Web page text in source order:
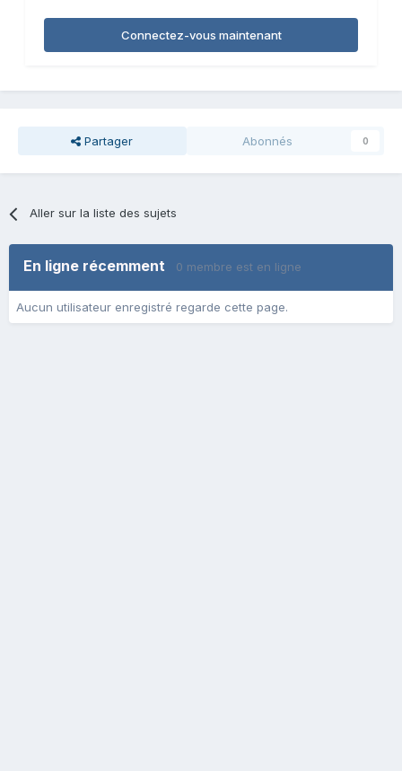
Connectez-vous maintenant
Partager Abonnés 0
Aller sur la liste des sujets
En ligne récemment 0 membre est en ligne
Aucun utilisateur enregistré regarde cette page.